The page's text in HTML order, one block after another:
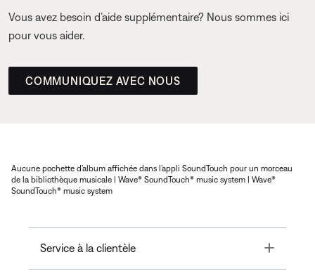
Vous avez besoin d’aide supplémentaire? Nous sommes ici
pour vous aider.
COMMUNIQUEZ AVEC NOUS
Aucune pochette d’album affichée dans l’appli SoundTouch pour un morceau
de la bibliothèque musicale | Wave® SoundTouch® music system | Wave®
SoundTouch® music system
Service à la clientèle Toggle